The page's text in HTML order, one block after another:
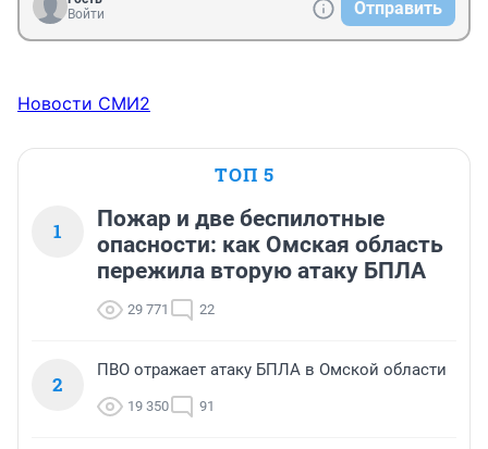
Войти
Отправить
Новости СМИ2
ТОП 5
1
Пожар и две беспилотные
опасности: как Омская область
пережила вторую атаку БПЛА
29 771 22
2
ПВО отражает атаку БПЛА в Омской области
19 350 91